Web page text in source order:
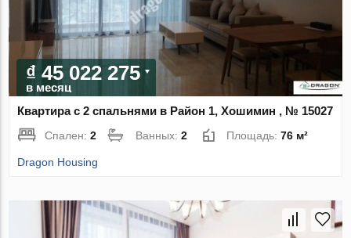
₫ 45 022 275
в месяц
Квартира с 2 спальнями в Район 1, Хошимин , № 15027
Спален:2 Ванных:2 Площадь:76 м²
Dragon Housing